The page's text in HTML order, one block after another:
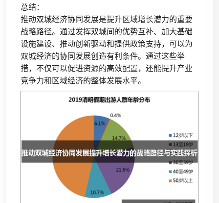
总结：
推动双城经济协同发展是提升区域增长潜力的重要
战略路径。通过发挥双城间的优势互补、加大基础
设施建设、推动创新驱动和提供政策支持，可以为
双城经济的协同发展创造有利条件。通过这些举
措，不仅可以促进资源的高效配置，还能提升产业
竞争力和区域经济的整体发展水平。